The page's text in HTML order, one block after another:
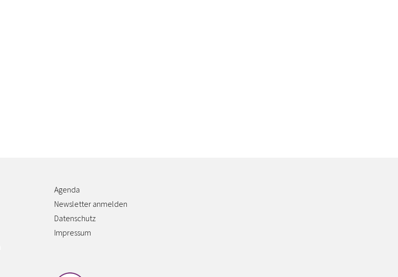
Agenda
Newsletter anmelden
Datenschutz
Impressum